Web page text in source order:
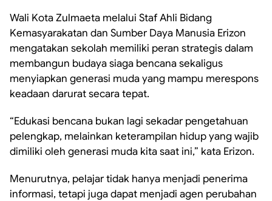
Wali Kota Zulmaeta melalui Staf Ahli Bidang
Kemasyarakatan dan Sumber Daya Manusia Erizon
mengatakan sekolah memiliki peran strategis dalam
membangun budaya siaga bencana sekaligus
menyiapkan generasi muda yang mampu merespons
keadaan darurat secara tepat.
“Edukasi bencana bukan lagi sekadar pengetahuan
pelengkap, melainkan keterampilan hidup yang wajib
dimiliki oleh generasi muda kita saat ini,” kata Erizon.
Menurutnya, pelajar tidak hanya menjadi penerima
informasi, tetapi juga dapat menjadi agen perubahan